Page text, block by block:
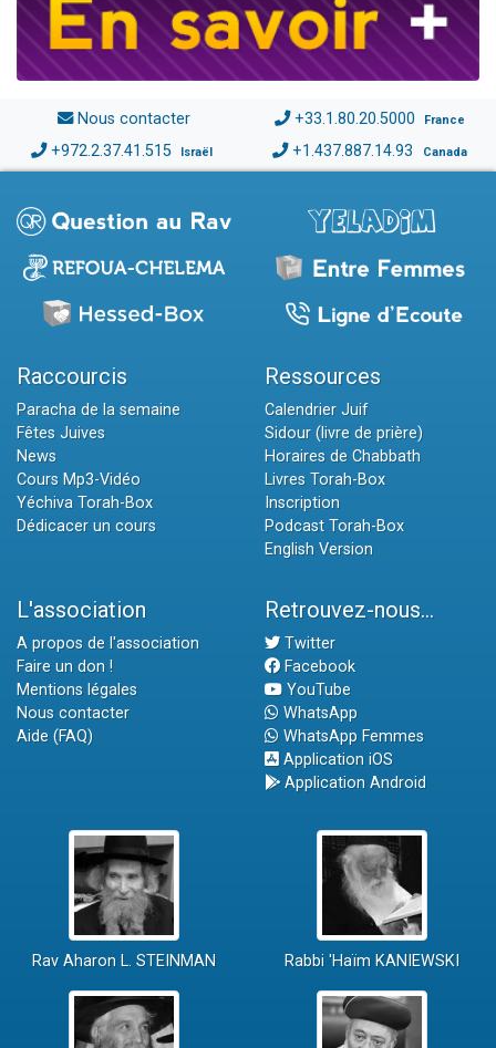
Nous contacter +33.1.80.20.5000 France
+972.2.37.41.515 Israël +1.437.887.14.93 Canada
Raccourcis
Paracha de la semaine
Fêtes Juives
News
Cours Mp3-Vidéo
Yéchiva Torah-Box
Dédicacer un cours
Ressources
Calendrier Juif
Sidour (livre de prière)
Horaires de Chabbath
Livres Torah-Box
Inscription
Podcast Torah-Box
English Version
L'association
A propos de l'association
Faire un don !
Mentions légales
Nous contacter
Aide (FAQ)
Retrouvez-nous...
Twitter
Facebook
YouTube
WhatsApp
WhatsApp Femmes
Application iOS
Application Android
Rav Aharon L. STEINMAN Rabbi 'Haïm KANIEWSKI